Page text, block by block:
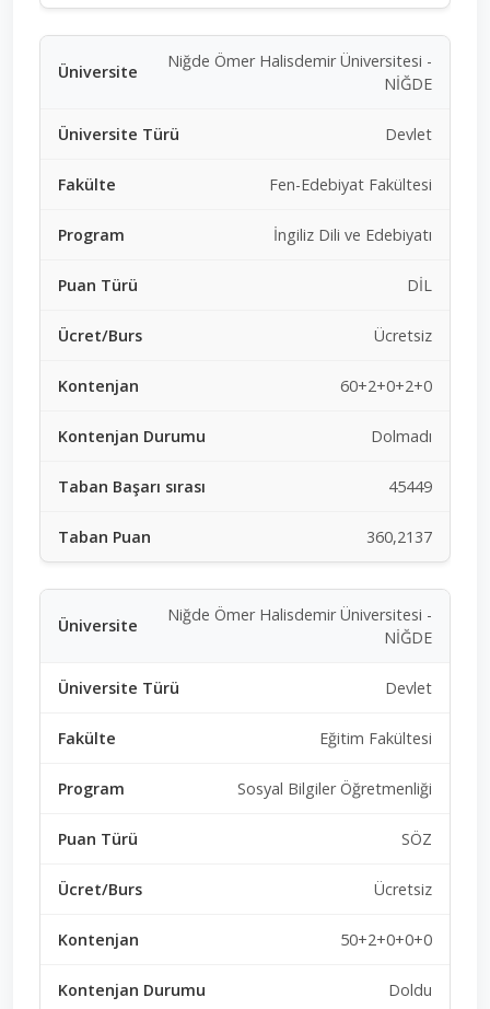
Niğde Ömer Halisdemir Üniversitesi -
NİĞDE
Devlet
Fen-Edebiyat Fakültesi
İngiliz Dili ve Edebiyatı
DİL
Ücretsiz
60+2+0+2+0
Dolmadı
45449
360,2137
Niğde Ömer Halisdemir Üniversitesi -
NİĞDE
Devlet
Eğitim Fakültesi
Sosyal Bilgiler Öğretmenliği
SÖZ
Ücretsiz
50+2+0+0+0
Doldu